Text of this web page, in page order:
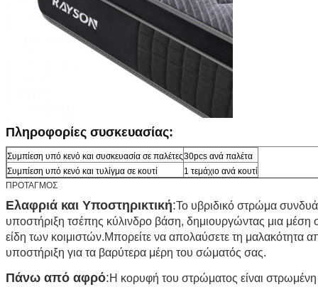
Πληροφορίες συσκευασίας:
Συμπίεση υπό κενό και συσκευασία σε παλέτες30pcs ανά παλέτα
Συμπίεση υπό κενό και τυλίγμα σε κουτί
1 τεμάχιο ανά κουτί
ΠΡΟΤΑΓΜΟΣ
Ελαφριά και Υποστηρικτική:Το υβριδικό στρώμα
υποστήριξη τσέπης κύλινδρο βάση, δημιουργώντας μια μέση
είδη των κοιμιστών.Μπορείτε να απολαύσετε τη μαλακότητα
υποστήριξη για τα βαρύτερα μέρη του σώματός σας.
Πάνω από αφρό:Η κορυφή του στρώματος είναι